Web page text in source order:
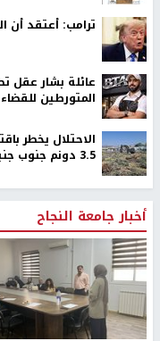
ترامب: أعتقد أن
عائلة بشار عقل
المتورطين للقضاء
3.5 دونم جنوب جنين
أخبار جامعة النجاح